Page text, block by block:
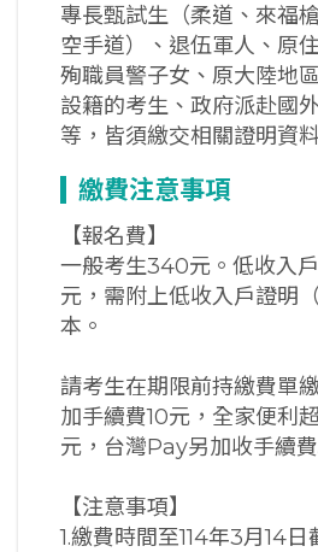
專長甄試生（柔道、來福
空手道）、退伍軍人、原
殉職員警子女、原大陸地
設籍的考生、政府派赴國
等，皆須繳交相關證明資
繳費注意事項
【報名費】
一般考生340元。低收入
元，需附上低收入戶證明
本。
請考生在期限前持繳費單
加手續費10元，全家便利
元，台灣Pay另加收手續費
【注意事項】
1.繳費時間至114年3月14